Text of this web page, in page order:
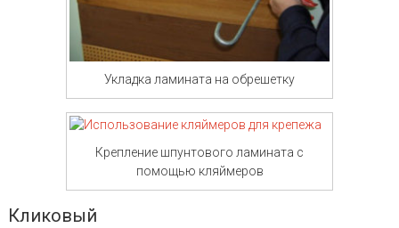
Укладка ламината на обрешетку
Крепление шпунтового ламината с
помощью кляймеров
Кликовый